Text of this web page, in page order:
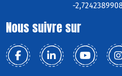
-
Nous suivre sur